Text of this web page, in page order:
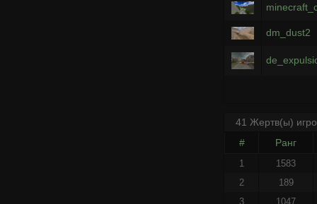
dm_dust2
41 Жертв(ы)
#
Ранг
1
1583
2
189
3
1047